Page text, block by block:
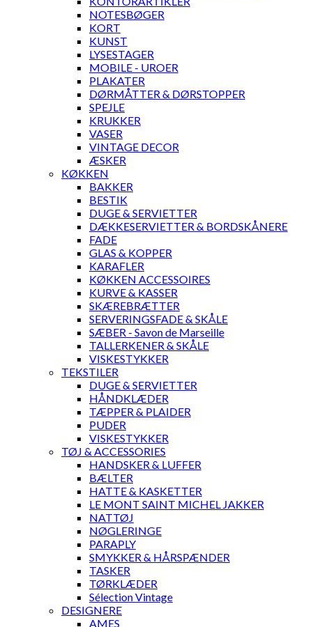
NOTESBØGER
KORT
KUNST
LYSESTAGER
MOBILE - UROER
PLAKATER
DØRMÅTTER & DØRSTOPPER
SPEJLE
KRUKKER
VASER
VINTAGE DECOR
ÆSKER
KØKKEN
BAKKER
BESTIK
DUGE & SERVIETTER
DÆKKESERVIETTER & BORDSKÅNERE
FADE
GLAS & KOPPER
KARAFLER
KØKKEN ACCESSOIRES
KURVE & KASSER
SKÆREBRÆTTER
SERVERINGSFADE & SKÅLE
SÆBER - Savon de Marseille
TALLERKENER & SKÅLE
VISKESTYKKER
TEKSTILER
DUGE & SERVIETTER
HÅNDKLÆDER
TÆPPER & PLAIDER
PUDER
VISKESTYKKER
TØJ & ACCESSORIES
HANDSKER & LUFFER
BÆLTER
HATTE & KASKETTER
LE MONT SAINT MICHEL JAKKER
NATTØJ
NØGLERINGE
PARAPLY
SMYKKER & HÅRSPÆNDER
TASKER
TØRKLÆDER
Sélection Vintage
DESIGNERE
AMES